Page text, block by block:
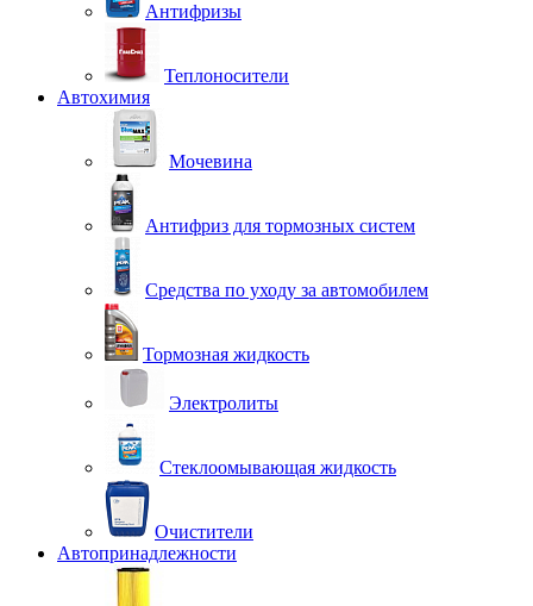
Антифризы
Теплоносители
Автохимия
Мочевина
Антифриз для тормозных систем
Средства по уходу за автомобилем
Тормозная жидкость
Электролиты
Стеклоомывающая жидкость
Очистители
Автопринадлежности